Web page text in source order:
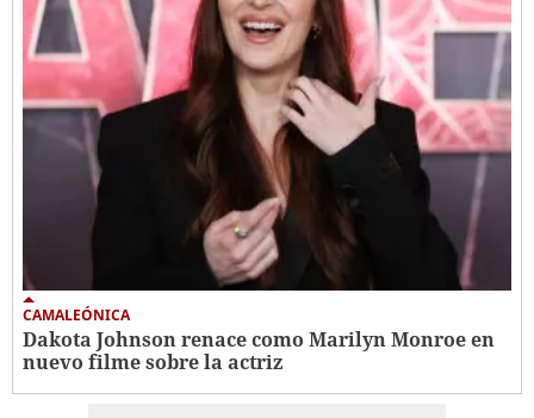
CAMALEÓNICA
Dakota Johnson renace como Marilyn Monroe en
nuevo filme sobre la actriz